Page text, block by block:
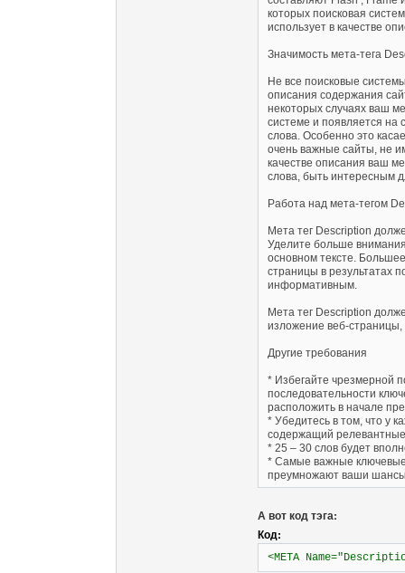
которых поисковая
использует в качестве
Значимость мета-тега
Не все поисковые
описания содержания
некоторых случаях ваш
системе и появляется на
слова. Особенно это
очень важные сайты, не
качестве описания ваш
слова, быть интересным
Работа над мета-тегом
Мета тег Description
Уделите больше
основном тексте.
страницы в результатах
информативным.
Мета тег Description
изложение веб-страницы,
Другие требования
* Избегайте чрезмерной
последовательности
расположить в начале
* Убедитесь в том, что у
содержащий
* 25 – 30 слов будет
* Самые важные ключевые
преумножают ваши шансы
А вот код тэга:
Код:
<META